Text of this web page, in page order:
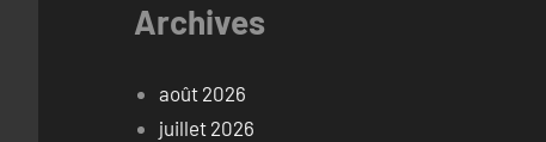
Archives
août 2026
juillet 2026